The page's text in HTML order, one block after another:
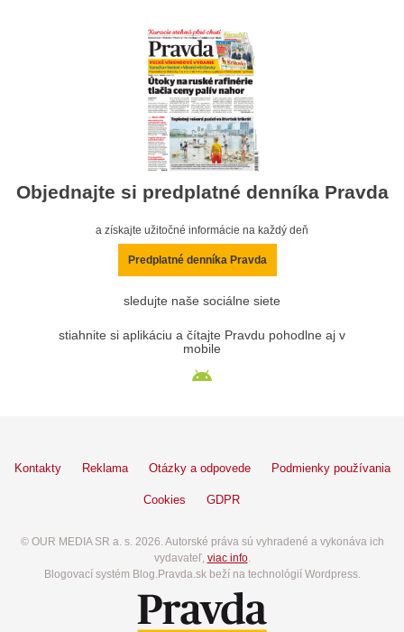
Objednajte si predplatné denníka Pravda
a získajte užitočné informácie na každý deň
Predplatné denníka Pravda
sledujte naše sociálne siete
stiahnite si aplikáciu a čítajte Pravdu pohodlne aj v
mobile
Kontakty Reklama Otázky a odpovede Podmienky používania
Cookies GDPR
© OUR MEDIA SR a. s. 2026. Autorské práva sú vyhradené a vykonáva ich
vydavateľ, viac info.
Blogovací systém Blog.Pravda.sk beží na technológií Wordpress.